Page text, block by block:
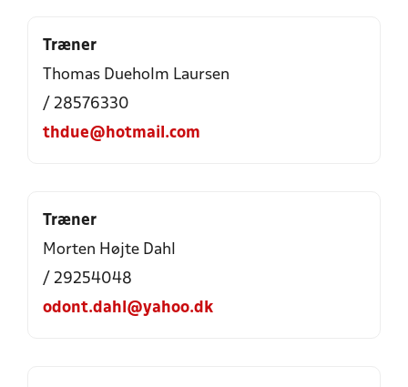
Træner
Thomas Dueholm Laursen
/ 28576330
thdue@hotmail.com
Træner
Morten Højte Dahl
/ 29254048
odont.dahl@yahoo.dk